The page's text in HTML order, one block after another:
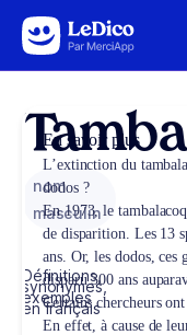
Aller au contenu
nom
masculin
Définitions,
synonymes,
exemples
en français
En savoir plus
L’extinction du
dodos ?
En 1973, le
de disparition. Les 13
ans. Or, les dodos, ces
disparu 300 ans
Certains chercheurs
En effet, à cause de